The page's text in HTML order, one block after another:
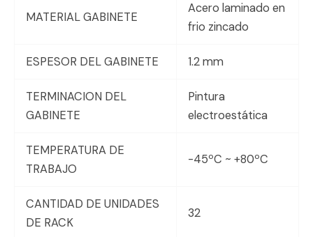
MATERIAL GABINETE
Acero laminado en
frio zincado
ESPESOR DEL GABINETE 1.2 mm
TERMINACION DEL
GABINETE
Pintura
electroestática
TEMPERATURA DE
TRABAJO
-45ºC ~ +80ºC
CANTIDAD DE UNIDADES
DE RACK
32